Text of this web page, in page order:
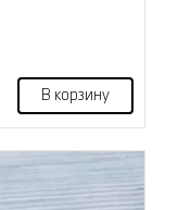
В корзину